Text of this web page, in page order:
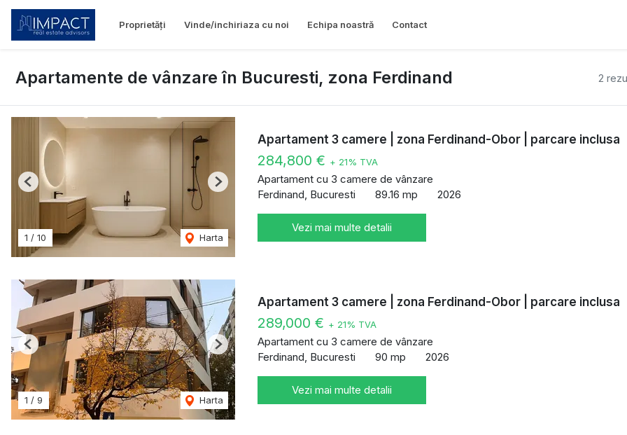
Proprietăți Vinde/inchiriaza cu noi Echipa noastră Contact
2
Apartamente de vânzare în Bucuresti, zona Ferdinand
1 / 10 Harta
Previous Next
Apartament 3 camere | zona Ferdinand-Obor | parcare inclusa
284,800 € + 21% TVA
Apartament cu 3 camere de vânzare
Ferdinand, Bucuresti
89.16 mp 2026
Vezi mai multe detalii
1 / 9 Harta
Previous Next
Apartament 3 camere | zona Ferdinand-Obor | parcare inclusa
289,000 € + 21% TVA
Apartament cu 3 camere de vânzare
Ferdinand, Bucuresti
90 mp 2026
Vezi mai multe detalii